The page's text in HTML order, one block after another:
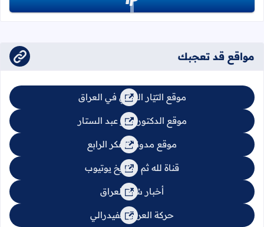
تابعنا على paypal
مواقع قد تعجبك
موقع التيّار السُني في العراق
موقع الدكتور عمر عبد الستار
موقع مدونة الفكر الرابع
قناة لله ثم للتاريخ يوتيوب
أخبار سُنة العراق
حركة العراق الفيدرالي